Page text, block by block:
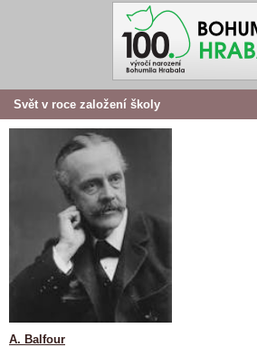
Svět v roce založení školy
A. Balfour